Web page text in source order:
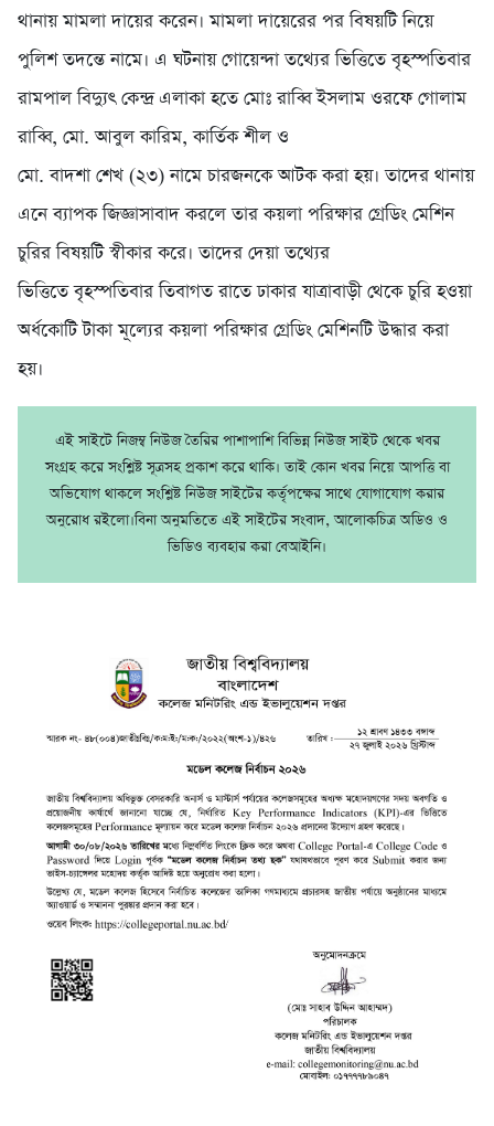
থানায় মামলা দায়ের করেন। মামলা দায়েরের পর বিষয়টি নিয়ে
পুলিশ তদন্তে নামে। এ ঘটনায় গোয়েন্দা তথ্যের ভিত্তিতে বৃহস্পতিবার
রামপাল বিদ্যুৎ কেন্দ্র এলাকা হতে মোঃ রাব্বি ইসলাম ওরফে গোলাম
রাব্বি, মো. আবুল কারিম, কার্তিক শীল ও
মো. বাদশা শেখ (২৩) নামে চারজনকে আটক করা হয়। তাদের থানায়
এনে ব্যাপক জিজ্ঞাসাবাদ করলে তার কয়লা পরিক্ষার গ্রেডিং মেশিন
চুরির বিষয়টি স্বীকার করে। তাদের দেয়া তথ্যের
ভিত্তিতে বৃহস্পতিবার তিবাগত রাতে ঢাকার যাত্রাবাড়ী থেকে চুরি হওয়া
অর্ধকোটি টাকা মূল্যের কয়লা পরিক্ষার গ্রেডিং মেশিনটি উদ্ধার করা
হয়।
এই সাইটে নিজম্ব নিউজ তৈরির পাশাপাশি বিভিন্ন নিউজ সাইট থেকে খবর
সংগ্রহ করে সংশ্লিষ্ট সূত্রসহ প্রকাশ করে থাকি। তাই কোন খবর নিয়ে আপত্তি বা
অভিযোগ থাকলে সংশ্লিষ্ট নিউজ সাইটের কর্তৃপক্ষের সাথে যোগাযোগ করার
অনুরোধ রইলো।বিনা অনুমতিতে এই সাইটের সংবাদ, আলোকচিত্র অডিও ও
ভিডিও ব্যবহার করা বেআইনি।